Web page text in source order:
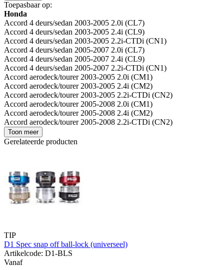
Toepasbaar op:
Honda
Accord 4 deurs/sedan 2003-2005 2.0i (CL7)
Accord 4 deurs/sedan 2003-2005 2.4i (CL9)
Accord 4 deurs/sedan 2003-2005 2.2i-CTDi (CN1)
Accord 4 deurs/sedan 2005-2007 2.0i (CL7)
Accord 4 deurs/sedan 2005-2007 2.4i (CL9)
Accord 4 deurs/sedan 2005-2007 2.2i-CTDi (CN1)
Accord aerodeck/tourer 2003-2005 2.0i (CM1)
Accord aerodeck/tourer 2003-2005 2.4i (CM2)
Accord aerodeck/tourer 2003-2005 2.2i-CTDi (CN2)
Accord aerodeck/tourer 2005-2008 2.0i (CM1)
Accord aerodeck/tourer 2005-2008 2.4i (CM2)
Accord aerodeck/tourer 2005-2008 2.2i-CTDi (CN2)
Toon meer
Gerelateerde producten
TIP
D1 Spec snap off ball-lock (universeel)
Artikelcode: D1-BLS
Vanaf